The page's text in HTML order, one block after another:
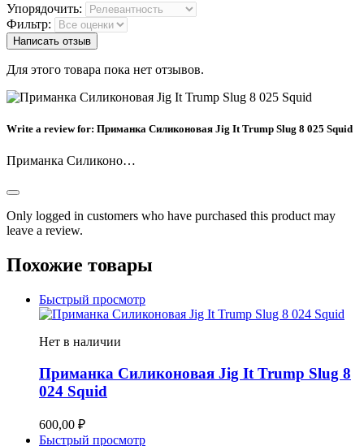
Упорядочить:
Фильтр:
Написать отзыв
Для этого товара пока нет отзывов.
Write a review for: Приманка Силиконовая Jig It Trump Slug 8 025 Squid
Приманка Силиконо…
Only logged in customers who have purchased this product may
leave a review.
Похожие товары
Быстрый просмотр
Нет в наличии
Приманка Силиконовая Jig It Trump Slug 8
024 Squid
600,00 ₽
Быстрый просмотр